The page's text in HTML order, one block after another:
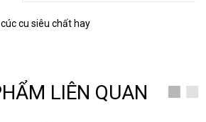
cu siêu chất hay
LIÊN QUAN